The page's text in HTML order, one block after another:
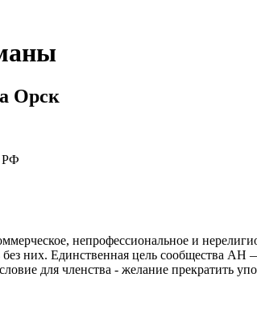
Орск
РФ
непрофессиональное и
без них. Единственная цель сообщества
для членства - желание прекратить